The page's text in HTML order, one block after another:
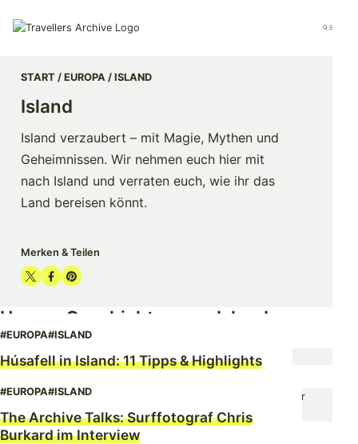
Menu
START EUROPA ISLAND
Island
Island verzaubert – mit Magie, Mythen und
Geheimnissen. Wir nehmen euch hier mit
nach Island und verraten euch, wie ihr das
Land bereisen könnt.
Merken & Teilen
ShareShare
Facebook
Share
Pinterest
Unsere Geschichten aus Island
#EUROPA#ISLAND
Húsafell in Island: 11 Tipps & Highlights
#EUROPA#ISLAND
The Archive Talks: Surffotograf Chris
Burkard im Interview